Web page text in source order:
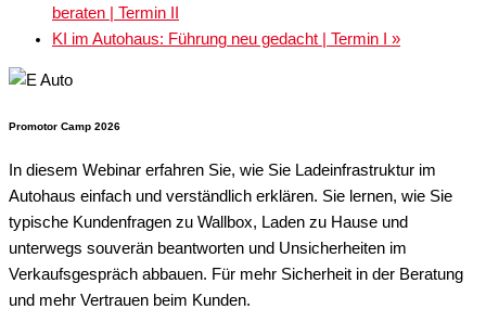
beraten | Termin II
KI im Autohaus: Führung neu gedacht | Termin I »
Promotor Camp 2026
In diesem Webinar erfahren Sie, wie Sie Ladeinfrastruktur im
Autohaus einfach und verständlich erklären. Sie lernen, wie Sie
typische Kundenfragen zu Wallbox, Laden zu Hause und
unterwegs souverän beantworten und Unsicherheiten im
Verkaufsgespräch abbauen. Für mehr Sicherheit in der Beratung
und mehr Vertrauen beim Kunden.